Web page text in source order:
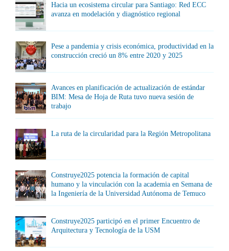
Hacia un ecosistema circular para Santiago: Red ECC
avanza en modelación y diagnóstico regional
Pese a pandemia y crisis económica, productividad en la
construcción creció un 8% entre 2020 y 2025
Avances en planificación de actualización de estándar
BIM: Mesa de Hoja de Ruta tuvo nueva sesión de
trabajo
La ruta de la circularidad para la Región Metropolitana
Construye2025 potencia la formación de capital
humano y la vinculación con la academia en Semana de
la Ingeniería de la Universidad Autónoma de Temuco
Construye2025 participó en el primer Encuentro de
Arquitectura y Tecnología de la USM